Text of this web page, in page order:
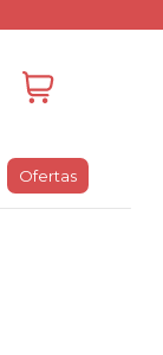
Ofertas